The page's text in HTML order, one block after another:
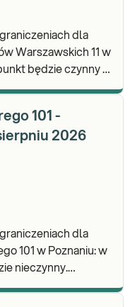
dla
Warszawskich 11 w
101 -
2026
dla
101 w Poznaniu: w
nieczynny.